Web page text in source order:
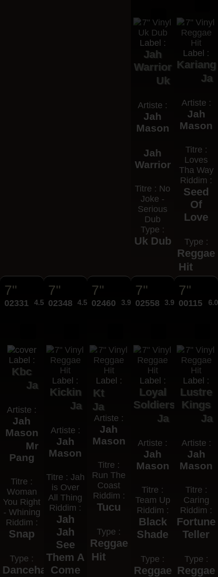
Label :
Jah
Warrior
Uk
Artiste :
Jah
Mason
Jah
Warrior
Titre : No
Joke -
Serious
Dub
Type :
Uk Dub
Label :
Kariang
Ja
Artiste :
Jah
Mason
Titre :
Loves
Tha Way
Riddim :
Seed
Of
Love
Type :
Reggae
Hit
7"
02331 4.50€
Label :
Kbc
Ja
Artiste :
Jah
Mason
Mr
Pang
Titre :
Woman
You Right
- Whining
Riddim :
Snap
Type :
Dancehall
7"
02348 4.50€
Label :
Kickin
Ja
Artiste :
Jah
Mason
Titre : Jah
is Over
All Thing
Riddim :
Jah
Jah
See
Them A
Come
7"
02460 3.95€
Label :
Kt
Ja
Artiste :
Jah
Mason
Titre :
Run The
Coast
Riddim :
Tucu
Type :
Reggae
Hit
7"
02558 3.95€
Label :
Loyal
Soldiers
Ja
Artiste :
Jah
Mason
Titre :
Team Up
Riddim :
Black
Shade
Type :
Reggae
7"
00115
Label :
Lustre
Kings
Ja
Artiste :
Jah
Mason
Titre :
Caring
Riddim :
Fortune
Teller
Type :
Reggae